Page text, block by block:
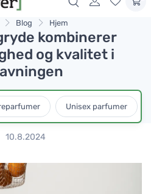
Blog Hjem
kombinerer
og kvalitet i
Unisex parfumer
10.8.2024